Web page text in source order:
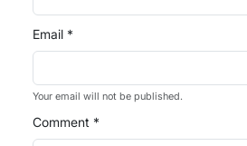
Email *
Your email will not be published.
Comment *